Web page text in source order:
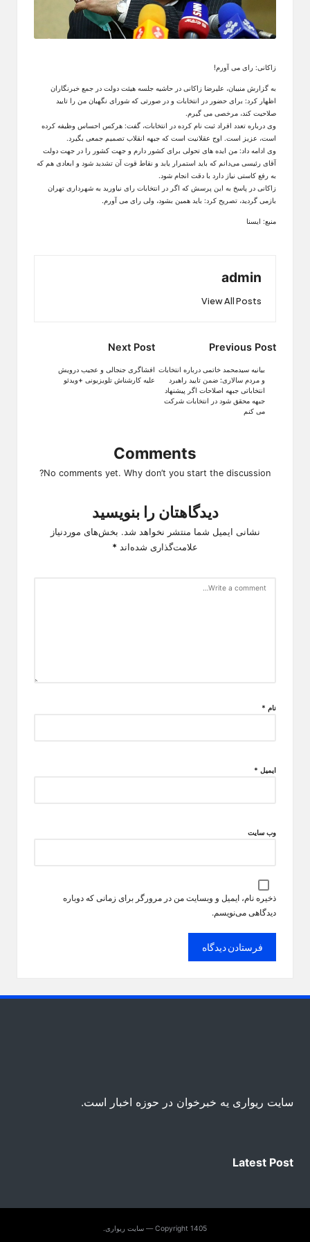
زاکانی: رای می آورم!
به گزارش منیبان، علیرضا زاکانی در حاشیه جلسه هیئت دولت در جمع خبرنگاران
اظهار کرد: برای حضور در انتخابات و در صورتی که شورای نگهبان من را تایید
صلاحیت کند، مرخصی می گیرم.
وی درباره تعدد افراد ثبت نام کرده در انتخابات، گفت: هرکس احساس وظیفه کرده
است، عزیز است. اوج عقلانیت است که جبهه انقلاب تصمیم جمعی بگیرد.
وی ادامه داد: من ایده های تحولی برای کشور دارم و جهت کشور را در جهت دولت
آقای رئیسی می‌دانم که باید استمرار یابد و نقاط قوت آن تشدید شود و ابعادی هم که
به رفع کاستی نیاز دارد با دقت انجام شود.
زاکانی در پاسخ به این پرسش که اگر در انتخابات رای نیاورید به شهرداری تهران
بازمی گردید، تصریح کرد: باید همین بشود، ولی رای می آورم.
منبع: ایسنا
admin
View All Posts
Post
navigation
Previous Post
بیانیه سیدمحمد خاتمی درباره انتخابات
و مردم سالاری: ضمن تایید راﻫﺒﺮد
اﻧﺘﺨﺎﺑﺎﺗﯽ ﺟﺒﻬﻪ اﺻﻼﺣﺎت اگر پیشنهاد
جبهه محقق شود در انتخابات شرکت
می کنم
Next Post
افشاگری جنجالی و عجیب درویش
علیه کارشناش تلویزیونی +ویدئو
Comments
No comments yet. Why don’t you start the discussion?
دیدگاهتان را بنویسید
نشانی ایمیل شما منتشر نخواهد شد. بخش‌های موردنیاز
علامت‌گذاری شده‌اند *
نام *
ایمیل *
وب‌ سایت
ذخیره نام، ایمیل و وبسایت من در مرورگر برای زمانی که دوباره
دیدگاهی می‌نویسم.
سایت ریواری یه خبرخوان در حوزه اخبار است.
Latest Post
Copyright 1405 — سایت ریواری.